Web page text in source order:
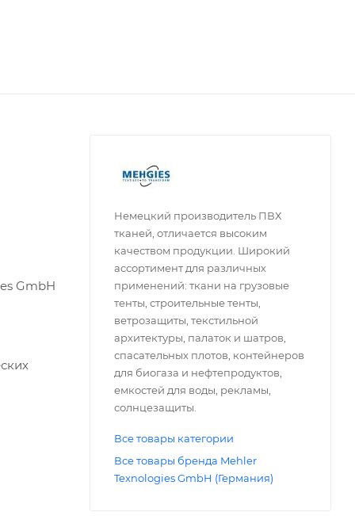
GmbH
Немецкий производитель ПВХ
тканей, отличается высоким
качеством продукции. Широкий
ассортимент для различных
применений: ткани на грузовые
тенты, строительные тенты,
ветрозащиты, текстильной
архитектуры, палаток и шатров,
спасательных плотов, контейнеров
для биогаза и нефтепродуктов,
емкостей для воды, рекламы,
солнцезащиты.
Все товары категории
Все товары бренда Mehler
Texnologies GmbH (Германия)